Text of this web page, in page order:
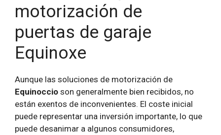
motorización de
puertas de garaje
Equinoxe
Aunque las soluciones de motorización de
Equinoccio son generalmente bien recibidos, no
están exentos de inconvenientes. El coste inicial
puede representar una inversión importante, lo que
puede desanimar a algunos consumidores,